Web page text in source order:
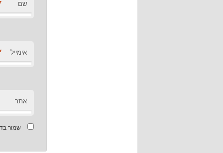
שם
אימייל
אתר
שמור